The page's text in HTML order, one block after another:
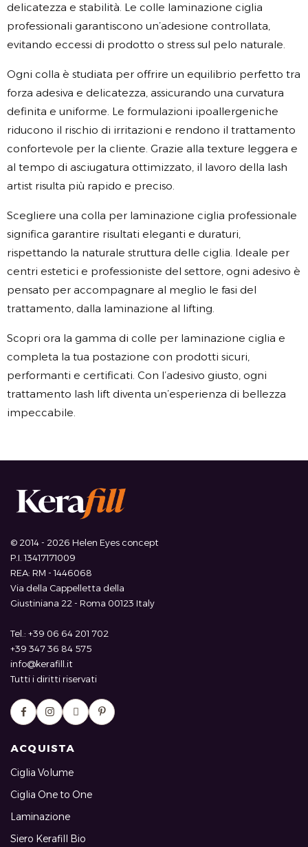
delicatezza e stabilità. Le colle laminazione ciglia
professionali garantiscono un’adesione controllata,
evitando eccessi di prodotto o stress sul pelo naturale.
Ogni colla è studiata per offrire un equilibrio perfetto tra
forza adesiva e delicatezza, assicurando una curvatura
definita e uniforme. Le formulazioni ipoallergeniche
riducono il rischio di irritazioni e rendono il trattamento
confortevole per la cliente. Grazie alla texture leggera e
al tempo di asciugatura ottimizzato, il lavoro della lash
artist risulta più rapido e preciso.
Scegliere una colla per laminazione ciglia professionale
significa garantire risultati eleganti e duraturi,
rispettando la naturale struttura delle ciglia. Ideale per
centri estetici e professioniste del settore, ogni adesivo è
pensato per accompagnare al meglio le fasi del
trattamento, dalla laminazione al lifting.
Scopri ora la gamma di colle per laminazione ciglia e
completa la tua postazione con prodotti sicuri,
performanti e certificati. Con l’adesivo giusto, ogni
trattamento lash lift diventa un’esperienza di bellezza
impeccabile.
© 2014 - 2026 Helen Eyes concept
P.I. 13417171009
REA: RM - 1446068
Via della Cappelletta della
Giustiniana 22 - Roma 00123 Italy
Tel.: +39 06 64 201 702
+39 347 36 84 575
info@kerafill.it
Tutti i diritti riservati
ACQUISTA
Ciglia Volume
Ciglia One to One
Laminazione
Siero Kerafill Bio